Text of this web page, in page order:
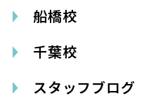
船橋校
千葉校
スタッフブログ